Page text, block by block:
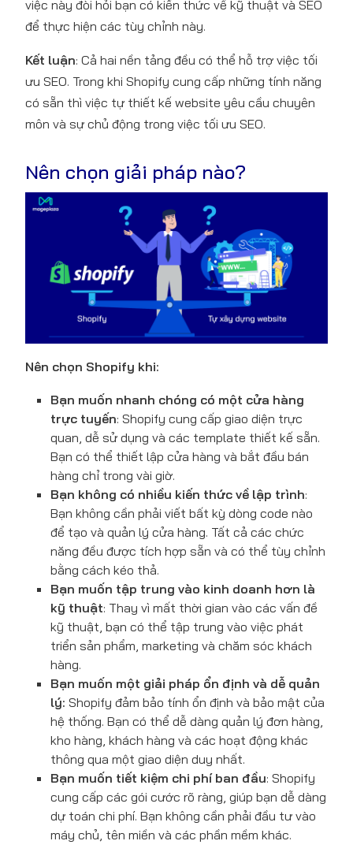
việc này đòi hỏi bạn có kiến thức về kỹ thuật và SEO
để thực hiện các tùy chỉnh này.
Kết luận: Cả hai nền tảng đều có thể hỗ trợ việc tối
ưu SEO. Trong khi Shopify cung cấp những tính năng
có sẵn thì việc tự thiết kế website yêu cầu chuyên
môn và sự chủ động trong việc tối ưu SEO.
Nên chọn giải pháp nào?
Nên chọn Shopify khi:
Bạn muốn nhanh chóng có một cửa hàng
trực tuyến: Shopify cung cấp giao diện trực
quan, dễ sử dụng và các template thiết kế sẵn.
Bạn có thể thiết lập cửa hàng và bắt đầu bán
hàng chỉ trong vài giờ.
Bạn không có nhiều kiến thức về lập trình:
Bạn không cần phải viết bất kỳ dòng code nào
để tạo và quản lý cửa hàng. Tất cả các chức
năng đều được tích hợp sẵn và có thể tùy chỉnh
bằng cách kéo thả.
Bạn muốn tập trung vào kinh doanh hơn là
kỹ thuật: Thay vì mất thời gian vào các vấn đề
kỹ thuật, bạn có thể tập trung vào việc phát
triển sản phẩm, marketing và chăm sóc khách
hàng.
Bạn muốn một giải pháp ổn định và dễ quản
lý: Shopify đảm bảo tính ổn định và bảo mật của
hệ thống. Bạn có thể dễ dàng quản lý đơn hàng,
kho hàng, khách hàng và các hoạt động khác
thông qua một giao diện duy nhất.
Bạn muốn tiết kiệm chi phí ban đầu: Shopify
cung cấp các gói cước rõ ràng, giúp bạn dễ dàng
dự toán chi phí. Bạn không cần phải đầu tư vào
máy chủ, tên miền và các phần mềm khác.